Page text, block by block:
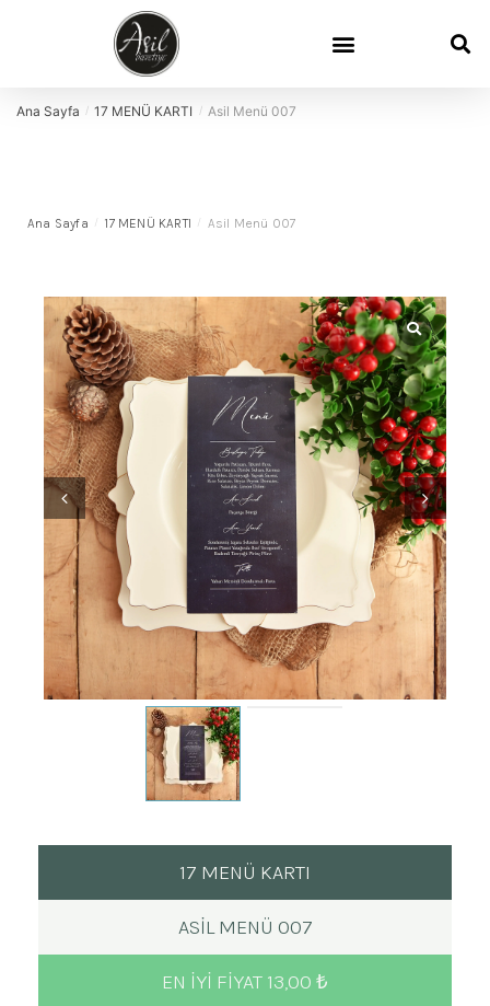
Ana Sayfa / 17 MENÜ KARTI / Asil Menü 007
Ana Sayfa / 17 MENÜ KARTI / Asil Menü 007
17 MENÜ KARTI
ASIL MENÜ 007
EN IYI FIYAT 13,00 ₺